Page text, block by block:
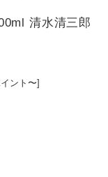
清水清三郎
ント〜]